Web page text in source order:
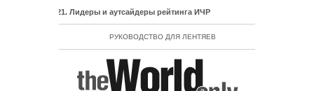
2021. Лидеры и аутсайдеры рейтинга ИЧР
РУКОВОДСТВО ДЛЯ ЛЕНТЯЕВ